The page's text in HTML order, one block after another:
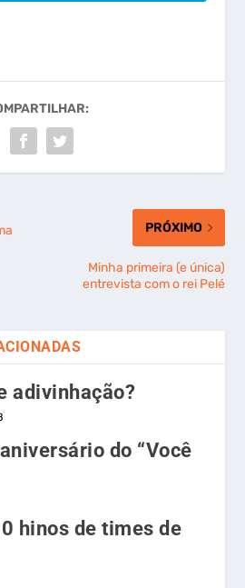
PRÓXIMO
Minha primeira (e única)
entrevista com o rei Pelé
adivinhação?
do “Você
hinos de times de